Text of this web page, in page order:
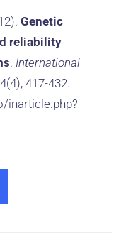
Genetic
reliability
. International
417-432.
inarticle.php?